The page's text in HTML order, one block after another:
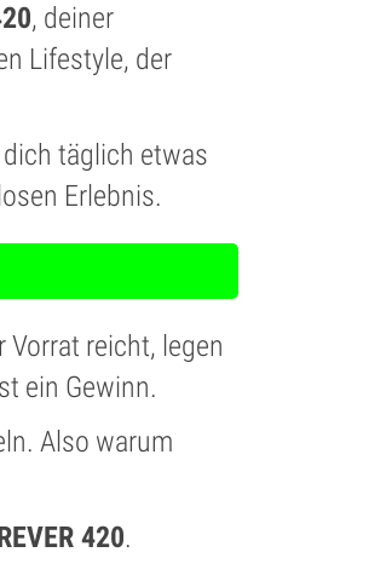
, deiner
Lifestyle, der
täglich etwas
Erlebnis.
Vorrat reicht, legen
ein Gewinn.
Also warum
420.